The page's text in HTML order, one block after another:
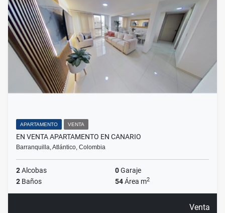
APARTAMENTO VENTA
EN VENTA APARTAMENTO EN CANARIO
Barranquilla, Atlántico, Colombia
2Alcobas 0Garaje
2 Baños 54Área m2
Venta